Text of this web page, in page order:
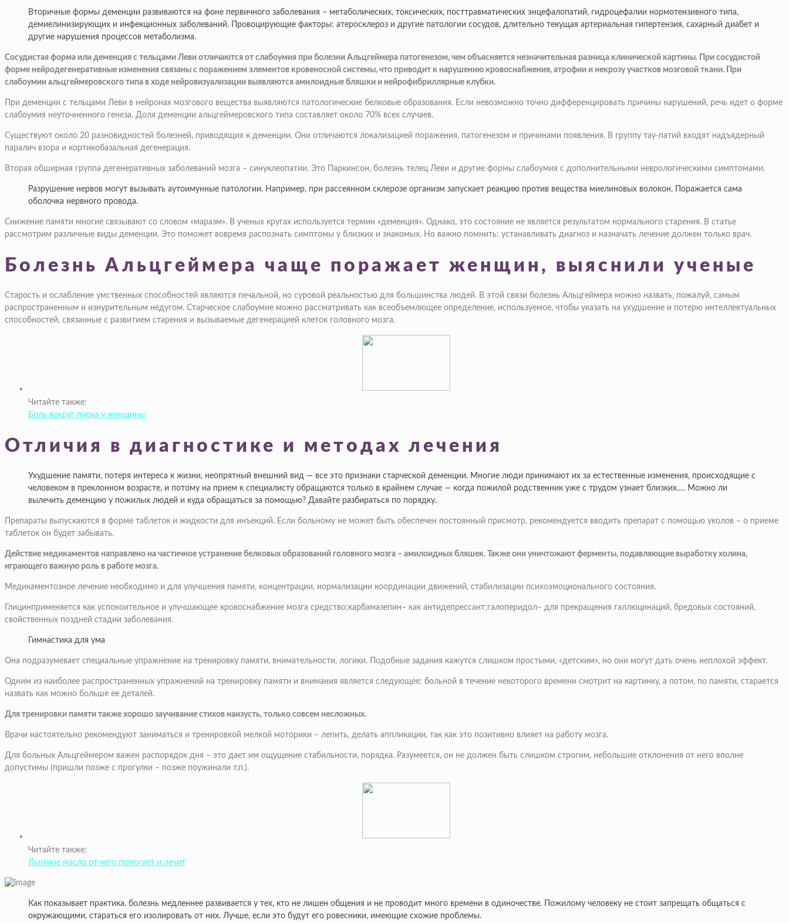
Вторичные формы деменции развиваются на фоне первичного заболевания – метаболических, токсических, посттравматических энцефалопатий, гидроцефалии нормотензивного типа,
демиелинизирующих и инфекционных заболеваний. Провоцирующие факторы: атеросклероз и другие патологии сосудов, длительно текущая артериальная гипертензия, сахарный диабет и
другие нарушения процессов метаболизма.
Сосудистая форма или деменция с тельцами Леви отличаются от слабоумия при болезни Альцгеймера патогенезом, чем объясняется незначительная разница клинической картины. При сосудистой
форме нейродегенеративные изменения связаны с поражением элементов кровеносной системы, что приводит к нарушению кровоснабжения, атрофии и некрозу участков мозговой ткани. При
слабоумии альцгеймеровского типа в ходе нейровизуализации выявляются амилоидные бляшки и нейрофибриллярные клубки.
При деменции с тельцами Леви в нейронах мозгового вещества выявляются патологические белковые образования. Если невозможно точно дифференцировать причины нарушений, речь идет о форме
слабоумия неуточненного генеза. Доля деменции альцгеймеровского типа составляет около 70% всех случаев.
Существуют около 20 разновидностей болезней, приводящих к деменции. Они отличаются локализацией поражения, патогенезом и причинами появления. В группу тау-патий входят надъядерный
паралич взора и кортикобазальная дегенерация.
Вторая обширная группа дегенеративных заболеваний мозга – синуклеопатии. Это Паркинсон, болезнь телец Леви и другие формы слабоумия с дополнительными неврологическими симптомами.
Разрушение нервов могут вызывать аутоимунные патологии. Например, при рассеянном склерозе организм запускает реакцию против вещества миелиновых волокон. Поражается сама
оболочка нервного провода.
Снижение памяти многие связывают со словом «маразм». В ученых кругах используется термин «деменция». Однако, это состояние не является результатом нормального старения. В статье
рассмотрим различные виды деменции. Это поможет вовремя распознать симптомы у близких и знакомых. Но важно помнить: устанавливать диагноз и назначать лечение должен только врач.
Болезнь Альцгеймера чаще поражает женщин, выяснили ученые
Старость и ослабление умственных способностей являются печальной, но суровой реальностью для большинства людей. В этой связи болезнь Альцгеймера можно назвать, пожалуй, самым
распространенным и изнурительным недугом. Старческое слабоумие можно рассматривать как всеобъемлющее определение, используемое, чтобы указать на ухудшение и потерю интеллектуальных
способностей, связанные с развитием старения и вызываемые дегенерацией клеток головного мозга.
Читайте также:
Боль вокруг пупка у женщины
Отличия в диагностике и методах лечения
Ухудшение памяти, потеря интереса к жизни, неопрятный внешний вид — все это признаки старческой деменции. Многие люди принимают их за естественные изменения, происходящие с
человеком в преклонном возрасте, и потому на прием к специалисту обращаются только в крайнем случае — когда пожилой родственник уже с трудом узнает близких…. Можно ли
вылечить деменцию у пожилых людей и куда обращаться за помощью? Давайте разбираться по порядку.
Препараты выпускаются в форме таблеток и жидкости для инъекций. Если больному не может быть обеспечен постоянный присмотр, рекомендуется вводить препарат с помощью уколов – о приеме
таблеток он будет забывать.
Действие медикаментов направлено на частичное устранение белковых образований головного мозга – амилоидных бляшек. Также они уничтожают ферменты, подавляющие выработку холина,
играющего важную роль в работе мозга.
Медикаментозное лечение необходимо и для улучшения памяти, концентрации, нормализации координации движений, стабилизации психоэмоционального состояния.
Глицинприменяется как успокоительное и улучшающее кровоснабжение мозга средство;карбамазепин– как антидепрессант;галоперидол– для прекращения галлюцинаций, бредовых состояний,
свойственных поздней стадии заболевания.
Гимнастика для ума
Она подразумевает специальные упражнение на тренировку памяти, внимательности, логики. Подобные задания кажутся слишком простыми, «детским», но они могут дать очень неплохой эффект.
Одним из наиболее распространенных упражнений на тренировку памяти и внимания является следующее: больной в течение некоторого времени смотрит на картинку, а потом, по памяти, старается
назвать как можно больше ее деталей.
Для тренировки памяти также хорошо заучивание стихов наизусть, только совсем несложных.
Врачи настоятельно рекомендуют заниматься и тренировкой мелкой моторики – лепить, делать аппликации, так как это позитивно влияет на работу мозга.
Для больных Альцгеймером важен распорядок дня – это дает им ощущение стабильности, порядка. Разумеется, он не должен быть слишком строгим, небольшие отклонения от него вполне
допустимы (пришли позже с прогулки – позже поужинали т.п.).
Читайте также:
Льняное масло от чего помогает и лечит
Как показывает практика, болезнь медленнее развивается у тех, кто не лишен общения и не проводит много времени в одиночестве. Пожилому человеку не стоит запрещать общаться с
окружающими, стараться его изолировать от них. Лучше, если это будут его ровесники, имеющие схожие проблемы.